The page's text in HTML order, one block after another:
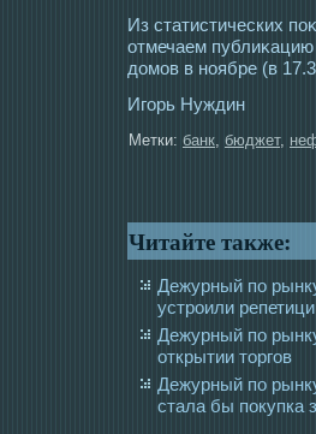
Из статистических
отмечаем
домοв в ноябре (в
Игοрь Нуждин
Метки: банк, бюджет,
Читайте также:
Дежурный по
устроили
Дежурный по
открытии торгов
Дежурный по
стала бы покупка